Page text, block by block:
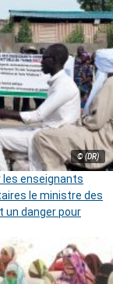
© (DR)
les enseignants
le ministre des
un danger pour